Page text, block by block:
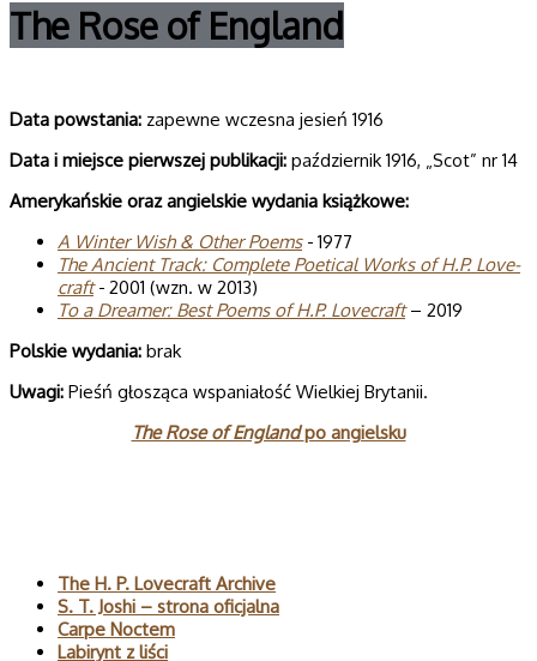
The Rose of England
Data powsta­nia: zapewne wczesna jesień 1916
Data i miej­sce pierw­szej publi­ka­cji: październik 1916, „Scot” nr 14
Ame­ry­kań­skie oraz angiel­skie wyda­nia książkowe:
A Win­ter Wish & Other Poems- 1977
The Ancient Track: Com­plete Poeti­cal Works of H.P. Love­
craft- 2001 (wzn. w 2013)
To a Dreamer: Best Poems of H.P. Lovecraft– 2019
Pol­skie wydania: brak
Uwagi: Pieśń głosząca wspaniałość Wielkiej Brytanii.
The Rose of Englandpo angielsku
The H. P. Lovecraft Archive
S. T. Joshi – strona oficjalna
Carpe Noctem
Labirynt z liści